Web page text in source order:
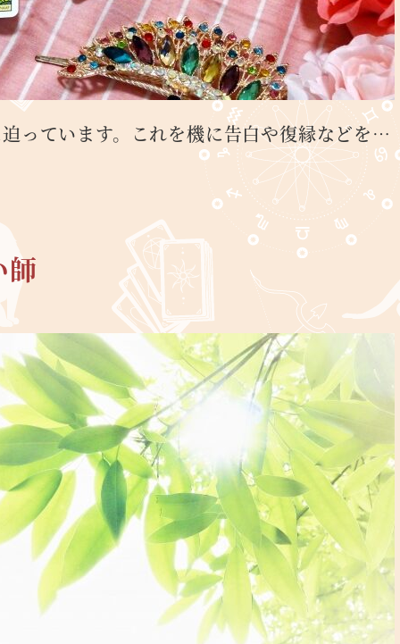
っています。これを機に告白や復縁などを…
師